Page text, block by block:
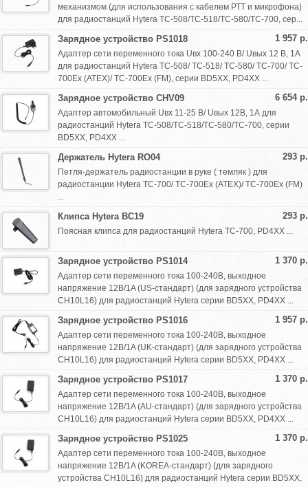
механизмом (для использования с кабелем РТТ и микрофона)
для радиостанций Hytera TC-508/TC-518/TC-580/TC-700, сер...
1 957 р.
Зарядное устройство PS1018
Адаптер сети переменного тока Uвх 100-240 В/ Uвых 12 В, 1А
для радиостанций Hytera TC-508/ TC-518/ TC-580/ TC-700/ TC-
700Ex (ATEX)/ TC-700Ex (FM), серии BD5XX, PD4XX ...
6 654 р.
Зарядное устройство CHV09
Адаптер автомобильный Uвх 11-25 В/ Uвых 12В, 1А для
радиостанций Hytera TC-508/TC-518/TC-580/TC-700, серии
BD5XX, PD4XX ...
293 р.
Держатель Hytera RO04
Петля-держатель радиостанции в руке ( темляк ) для
радиостанции Hytera TC-700/ TC-700Ex (ATEX)/ TC-700Ex (FM)
...
293 р.
Клипса Hytera BC19
Поясная клипса для радиостанций Hytera TC-700, PD4XX ...
1 370 р.
Зарядное устройство PS1014
Адаптер сети переменного тока 100-240В, выходное
напряжение 12В/1A (US-стандарт) (для зарядного устройства
CH10L16) для радиостанций Hytera серии BD5XX, PD4XX ...
1 957 р.
Зарядное устройство PS1016
Адаптер сети переменного тока 100-240В, выходное
напряжение 12В/1A (UK-стандарт) (для зарядного устройства
CH10L16) для радиостанций Hytera серии BD5XX, PD4XX ...
1 370 р.
Зарядное устройство PS1017
Адаптер сети переменного тока 100-240В, выходное
напряжение 12В/1A (AU-стандарт) (для зарядного устройства
CH10L16) для радиостанций Hytera серии BD5XX, PD4XX ...
1 370 р.
Зарядное устройство PS1025
Адаптер сети переменного тока 100-240В, выходное
напряжение 12В/1A (KOREA-стандарт) (для зарядного
устройства CH10L16) для радиостанций Hytera серии BD5XX,